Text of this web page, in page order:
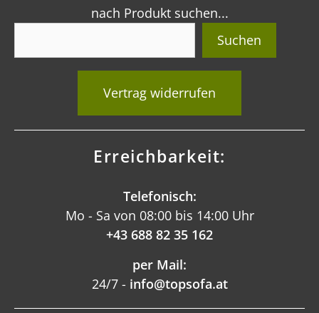
nach Produkt suchen...
Suchen
Vertrag widerrufen
Erreichbarkeit:
Telefonisch:
Mo - Sa von 08:00 bis 14:00 Uhr
+43 688 82 35 162
per Mail:
24/7 - info@topsofa.at